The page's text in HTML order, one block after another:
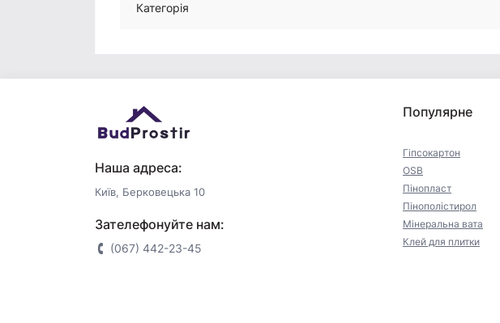
Категорія
Наша адреса:
Київ, Берковецька 10
Зателефонуйте нам:
(067) 442-23-45
Популярне
Гіпсокартон
OSB
Пінопласт
Пінополістирол
Мінеральна вата
Клей для плитки